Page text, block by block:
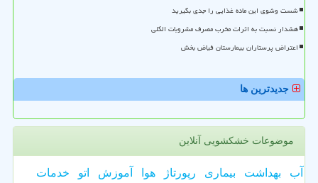
شست وشوی این ماده غذایی را جدی بگیرید
هشدار نسبت به اثرات مخرب مصرف مشروبات الکلی
اعتراض پرستاران بیمارستان فیاض بخش
جدیدترین ها
موضوعات خشکشویی آنلاین
آب بهداشت بیماری رپورتاژ هوا آموزش اتو خدمات